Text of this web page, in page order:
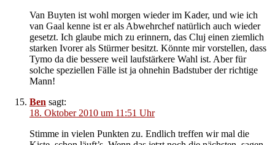
Van Buyten ist wohl morgen wieder im Kader, und wie ich
van Gaal kenne ist er als Abwehrchef natürlich auch wieder
gesetzt. Ich glaube mich zu erinnern, das Cluj einen ziemlich
starken Ivorer als Stürmer besitzt. Könnte mir vorstellen, dass
Tymo da die bessere weil laufstärkere Wahl ist. Aber für
solche speziellen Fälle ist ja ohnehin Badstuber der richtige
Mann!
Ben sagt:
18. Oktober 2010 um 11:51 Uhr
Stimme in vielen Punkten zu. Endlich treffen wir mal die